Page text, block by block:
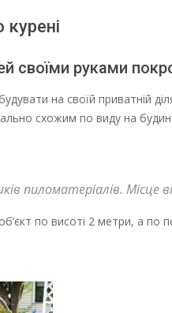
курені
своїми руками
на своїй приватній
схожим по виду на
пиломатеріалів. Місце
по висоті 2 метри, а по